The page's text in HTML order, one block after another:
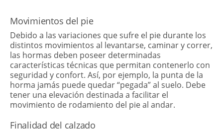
​Movimientos del pie
Debido a las variaciones que sufre el pie durante los
distintos movimientos al levantarse, caminar y correr,
las hormas deben poseer determinadas
características técnicas que permitan contenerlo con
seguridad y confort. Así, por ejemplo, la punta de la
horma jamás puede quedar “pegada” al suelo. Debe
tener una elevación destinada a facilitar el
movimiento de rodamiento del pie al andar.
Finalidad del calzado